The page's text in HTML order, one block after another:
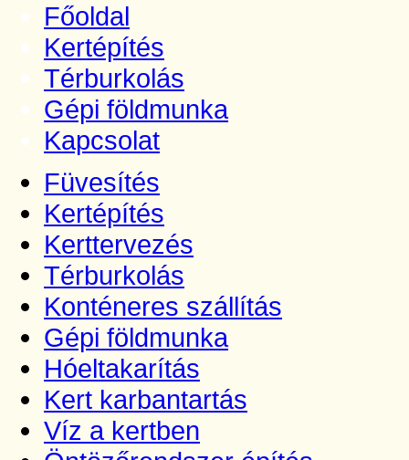
Főoldal
Kertépítés
Térburkolás
Gépi földmunka
Kapcsolat
Füvesítés
Kertépítés
Kerttervezés
Térburkolás
Konténeres szállítás
Gépi földmunka
Hóeltakarítás
Kert karbantartás
Víz a kertben